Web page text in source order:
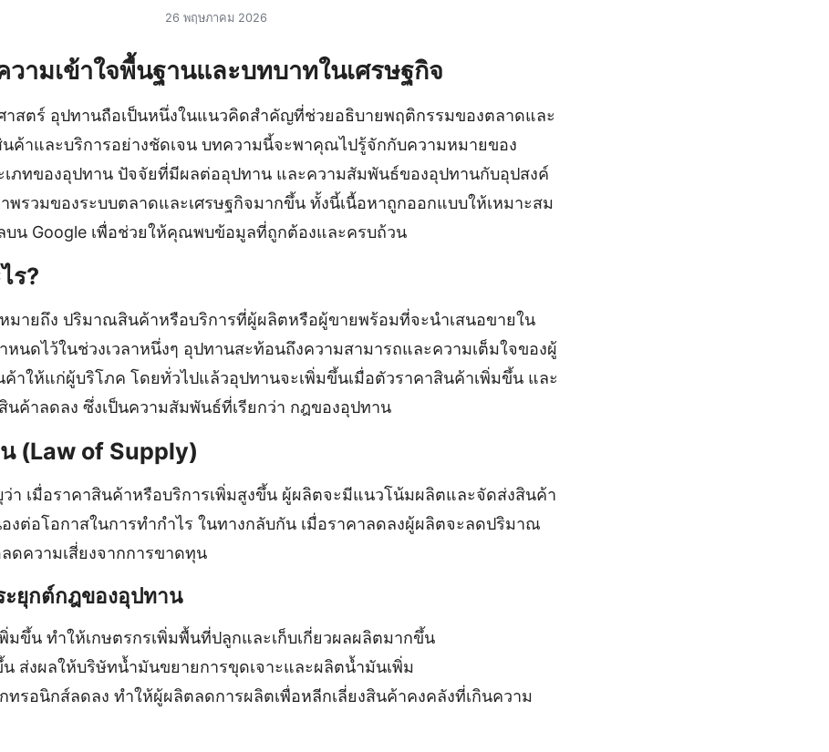
26 พฤษภาคม 2026
ามเข้าใจพื้นฐานและบทบาทในเศรษฐกิจ
าสตร์ อุปทานถือเป็นหนึ่งในแนวคิดสำคัญที่ช่วยอธิบายพฤติกรรมของตลาดและ
ค้าและบริการอย่างชัดเจน บทความนี้จะพาคุณไปรู้จักกับความหมายของ
เภทของอุปทาน ปัจจัยที่มีผลต่ออุปทาน และความสัมพันธ์ของอุปทานกับอุปสงค์
พรวมของระบบตลาดและเศรษฐกิจมากขึ้น ทั้งนี้เนื้อหาถูกออกแบบให้เหมาะสม
น Google เพื่อช่วยให้คุณพบข้อมูลที่ถูกต้องและครบถ้วน
ร?
มายถึง ปริมาณสินค้าหรือบริการที่ผู้ผลิตหรือผู้ขายพร้อมที่จะนำเสนอขายใน
นดไว้ในช่วงเวลาหนึ่งๆ อุปทานสะท้อนถึงความสามารถและความเต็มใจของผู้
าให้แก่ผู้บริโภค โดยทั่วไปแล้วอุปทานจะเพิ่มขึ้นเมื่อตัวราคาสินค้าเพิ่มขึ้น และ
นค้าลดลง ซึ่งเป็นความสัมพันธ์ที่เรียกว่า กฎของอุปทาน
(Law of Supply)
า เมื่อราคาสินค้าหรือบริการเพิ่มสูงขึ้น ผู้ผลิตจะมีแนวโน้มผลิตและจัดส่งสินค้า
งต่อโอกาสในการทำกำไร ในทางกลับกัน เมื่อราคาลดลงผู้ผลิตจะลดปริมาณ
ดความเสี่ยงจากการขาดทุน
ะยุกต์กฎของอุปทาน
มขึ้น ทำให้เกษตรกรเพิ่มพื้นที่ปลูกและเก็บเกี่ยวผลผลิตมากขึ้น
ส่งผลให้บริษัทน้ำมันขยายการขุดเจาะและผลิตน้ำมันเพิ่ม
ทรอนิกส์ลดลง ทำให้ผู้ผลิตลดการผลิตเพื่อหลีกเลี่ยงสินค้าคงคลังที่เกินความ